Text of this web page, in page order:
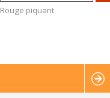
Rouge piquant